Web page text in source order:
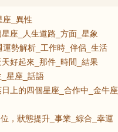
座_異性
座_人生道路_方面_星象
勢解析_工作時_伴侶_生活
好起來_那件_時間_結果
星座_話語
上的四個星座_合作中_金牛
，狀態提升_事業_綜合_幸運